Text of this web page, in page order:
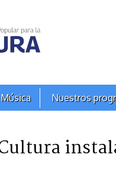
Música Nuestros